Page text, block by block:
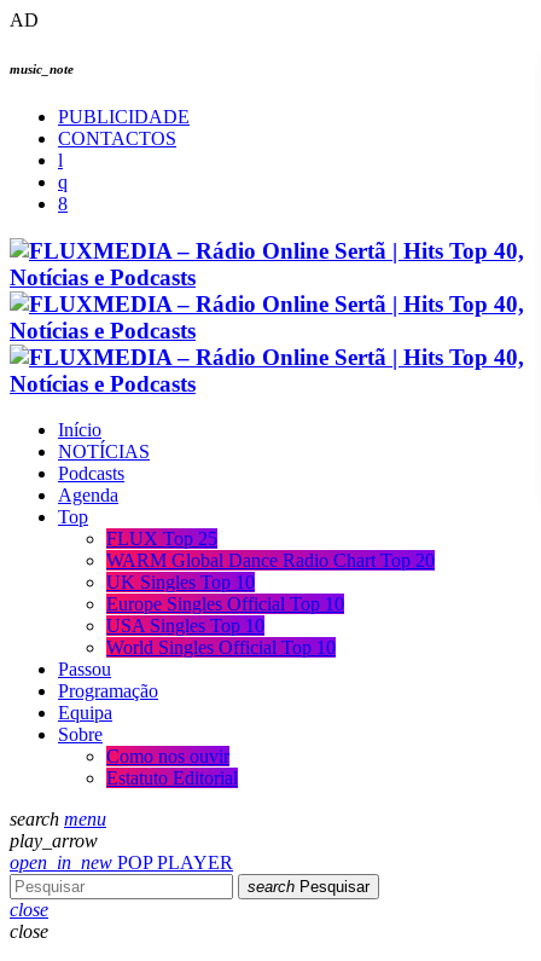
AD
music_note
PUBLICIDADE
CONTACTOS
Início
NOTÍCIAS
Podcasts
Agenda
Top
FLUX Top 25
WARM Global Dance Radio Chart Top 20
UK Singles Top 10
Europe Singles Official Top 10
USA Singles Top 10
World Singles Official Top 10
Passou
Programação
Equipa
Sobre
Como nos ouvir
Estatuto Editorial
search menu
play_arrow
open_in_new POP PLAYER
search Pesquisar
close
close